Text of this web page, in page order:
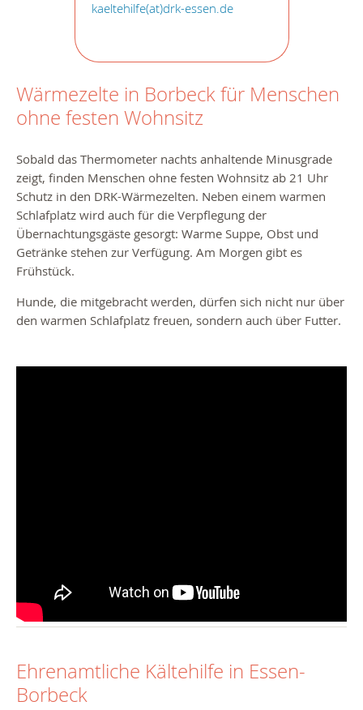
kaeltehilfe(at)drk-essen.de
Wärmezelte in Borbeck für Menschen
ohne festen Wohnsitz
Sobald das Thermometer nachts anhaltende Minusgrade
zeigt, finden Menschen ohne festen Wohnsitz ab 21 Uhr
Schutz in den DRK-Wärmezelten. Neben einem warmen
Schlafplatz wird auch für die Verpflegung der
Übernachtungsgäste gesorgt: Warme Suppe, Obst und
Getränke stehen zur Verfügung. Am Morgen gibt es
Frühstück.
Hunde, die mitgebracht werden, dürfen sich nicht nur über
den warmen Schlafplatz freuen, sondern auch über Futter.
Ehrenamtliche Kältehilfe in Essen-
Borbeck